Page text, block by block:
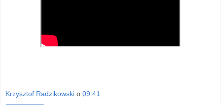
Krzysztof Radzikowski o 09:41